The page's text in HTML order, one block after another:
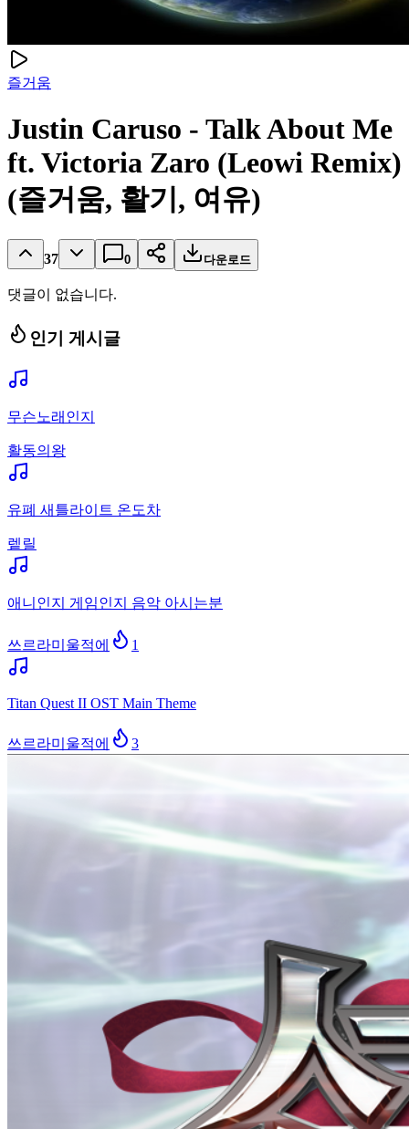
즐거움
Justin Caruso - Talk About Me
ft. Victoria Zaro (Leowi Remix)
(즐거움, 활기, 여유)
37 0 다운로드
댓글이 없습니다.
인기 게시글
무슨노래인지
활동의왕
유폐 새틀라이트 온도차
렡릴
애니인지 게임인지 음악 아시는분
쓰르라미울적에 1
Titan Quest II OST Main Theme
쓰르라미울적에 3